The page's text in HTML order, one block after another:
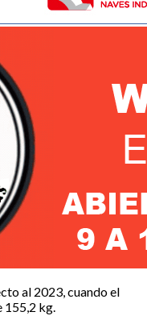
al 2023, cuando el
155,2 kg.